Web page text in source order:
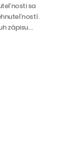
sa
zápisu....